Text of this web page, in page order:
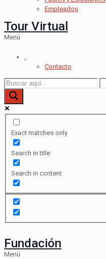
Empleados
Tour Virtual
Menú
.
Contacto
Exact matches only
Search in title
Search in content
Fundación
Menú